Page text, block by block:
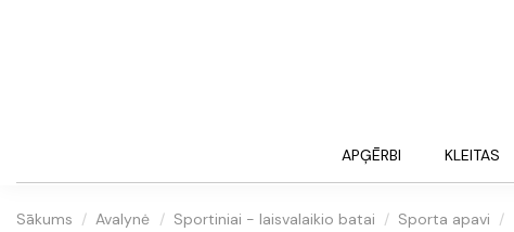
APĢĒRBI KLEITAS
Sākums Avalynė Sportiniai - laisvalaikio batai Sporta apavi